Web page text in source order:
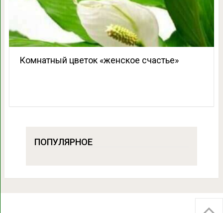
Комнатный цветок «женское счастье»
ПОПУЛЯРНОЕ